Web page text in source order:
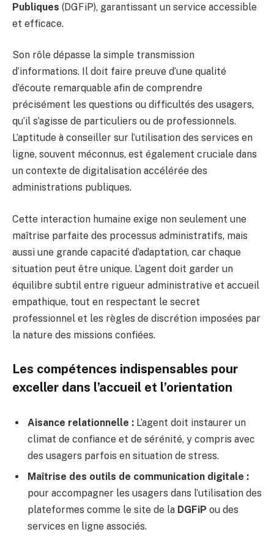
Publiques (DGFiP), garantissant un service accessible
et efficace.
Son rôle dépasse la simple transmission
d’informations. Il doit faire preuve d’une qualité
d’écoute remarquable afin de comprendre
précisément les questions ou difficultés des usagers,
qu’il s’agisse de particuliers ou de professionnels.
L’aptitude à conseiller sur l’utilisation des services en
ligne, souvent méconnus, est également cruciale dans
un contexte de digitalisation accélérée des
administrations publiques.
Cette interaction humaine exige non seulement une
maîtrise parfaite des processus administratifs, mais
aussi une grande capacité d’adaptation, car chaque
situation peut être unique. L’agent doit garder un
équilibre subtil entre rigueur administrative et accueil
empathique, tout en respectant le secret
professionnel et les règles de discrétion imposées par
la nature des missions confiées.
Les compétences indispensables pour
exceller dans l’accueil et l’orientation
Aisance relationnelle : L’agent doit instaurer un
climat de confiance et de sérénité, y compris avec
des usagers parfois en situation de stress.
Maîtrise des outils de communication digitale :
pour accompagner les usagers dans l’utilisation des
plateformes comme le site de la DGFiP ou des
services en ligne associés.